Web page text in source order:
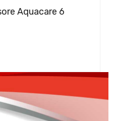
Aquacare 6